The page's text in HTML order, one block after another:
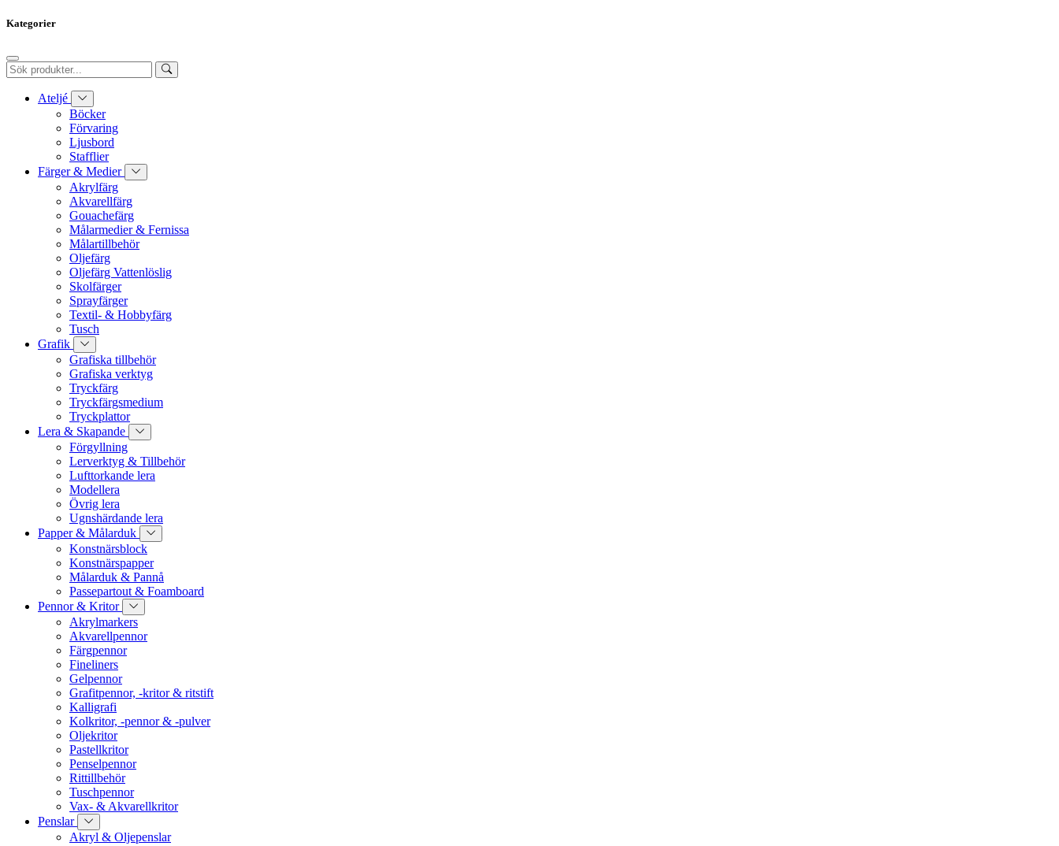
Kategorier
Ateljé
Böcker
Förvaring
Ljusbord
Stafflier
Färger & Medier
Akrylfärg
Akvarellfärg
Gouachefärg
Målarmedier & Fernissa
Målartillbehör
Oljefärg
Oljefärg Vattenlöslig
Skolfärger
Sprayfärger
Textil- & Hobbyfärg
Tusch
Grafik
Grafiska tillbehör
Grafiska verktyg
Tryckfärg
Tryckfärgsmedium
Tryckplattor
Lera & Skapande
Förgyllning
Lerverktyg & Tillbehör
Lufttorkande lera
Modellera
Övrig lera
Ugnshärdande lera
Papper & Målarduk
Konstnärsblock
Konstnärspapper
Målarduk & Pannå
Passepartout & Foamboard
Pennor & Kritor
Akrylmarkers
Akvarellpennor
Färgpennor
Fineliners
Gelpennor
Grafitpennor, -kritor & ritstift
Kalligrafi
Kolkritor, -pennor & -pulver
Oljekritor
Pastellkritor
Penselpennor
Rittillbehör
Tuschpennor
Vax- & Akvarellkritor
Penslar
Akryl & Oljepenslar